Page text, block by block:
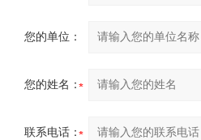
您的单位：
您的姓名：
联系电话：